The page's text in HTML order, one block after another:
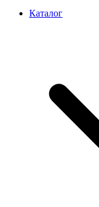
Каталог